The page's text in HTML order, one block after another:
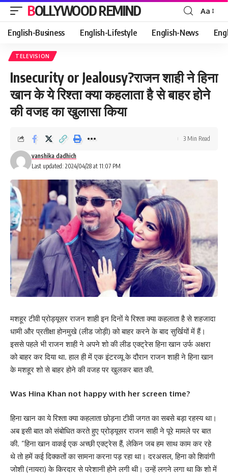
BOLLYWOOD REMIND
Font
Resizer
Aa
English-Business English-Lifestyle English-News
TELEVISION
Insecurity or Jealousy?राजन शाही ने हिना
खान के ये रिश्ता क्या कहलाता है से बाहर होने
की वजह का खुलासा किया
Last updated: 2024/04/28 at 11:07 PM
vanshika dadhich
3 Min Read
मशहूर टीवी प्रोड्यूसर राजन शाही इन दिनों ये रिश्ता क्या कहलाता है से शहजादा
धामी और प्रतीक्षा होनमुखे (लीड जोड़ी) को बाहर करने के बाद सुर्खियों में हैं।
इससे पहले भी राजन शाही ने अपने शो की लीड एक्ट्रेस हिना खान उर्फ ​​अक्षरा
को बाहर कर दिया था. हाल ही में एक इंटरव्यू के दौरान राजन शाही ने हिना खान
के मशहूर शो से बाहर होने की वजह पर खुलकर बात की.
Was Hina Khan not happy with her screen time?
हिना खान का ये रिश्ता क्या कहलाता छोड़ना टीवी जगत का सबसे बड़ा रहस्य था।
अब इसी बात को संबोधित करते हुए प्रोड्यूसर राजन साही ने पूरे मामले पर बात
की. ”हिना खान वाकई एक अच्छी एक्ट्रेस हैं, लेकिन जब हम साथ काम कर रहे
थे तो हमें कई दिक्कतों का सामना करना पड़ रहा था। दरअसल, हिना को शिवांगी
जोशी (नायरा) के किरदार से परेशानी होने लगी थी। उन्हें लगने लगा था कि शो में